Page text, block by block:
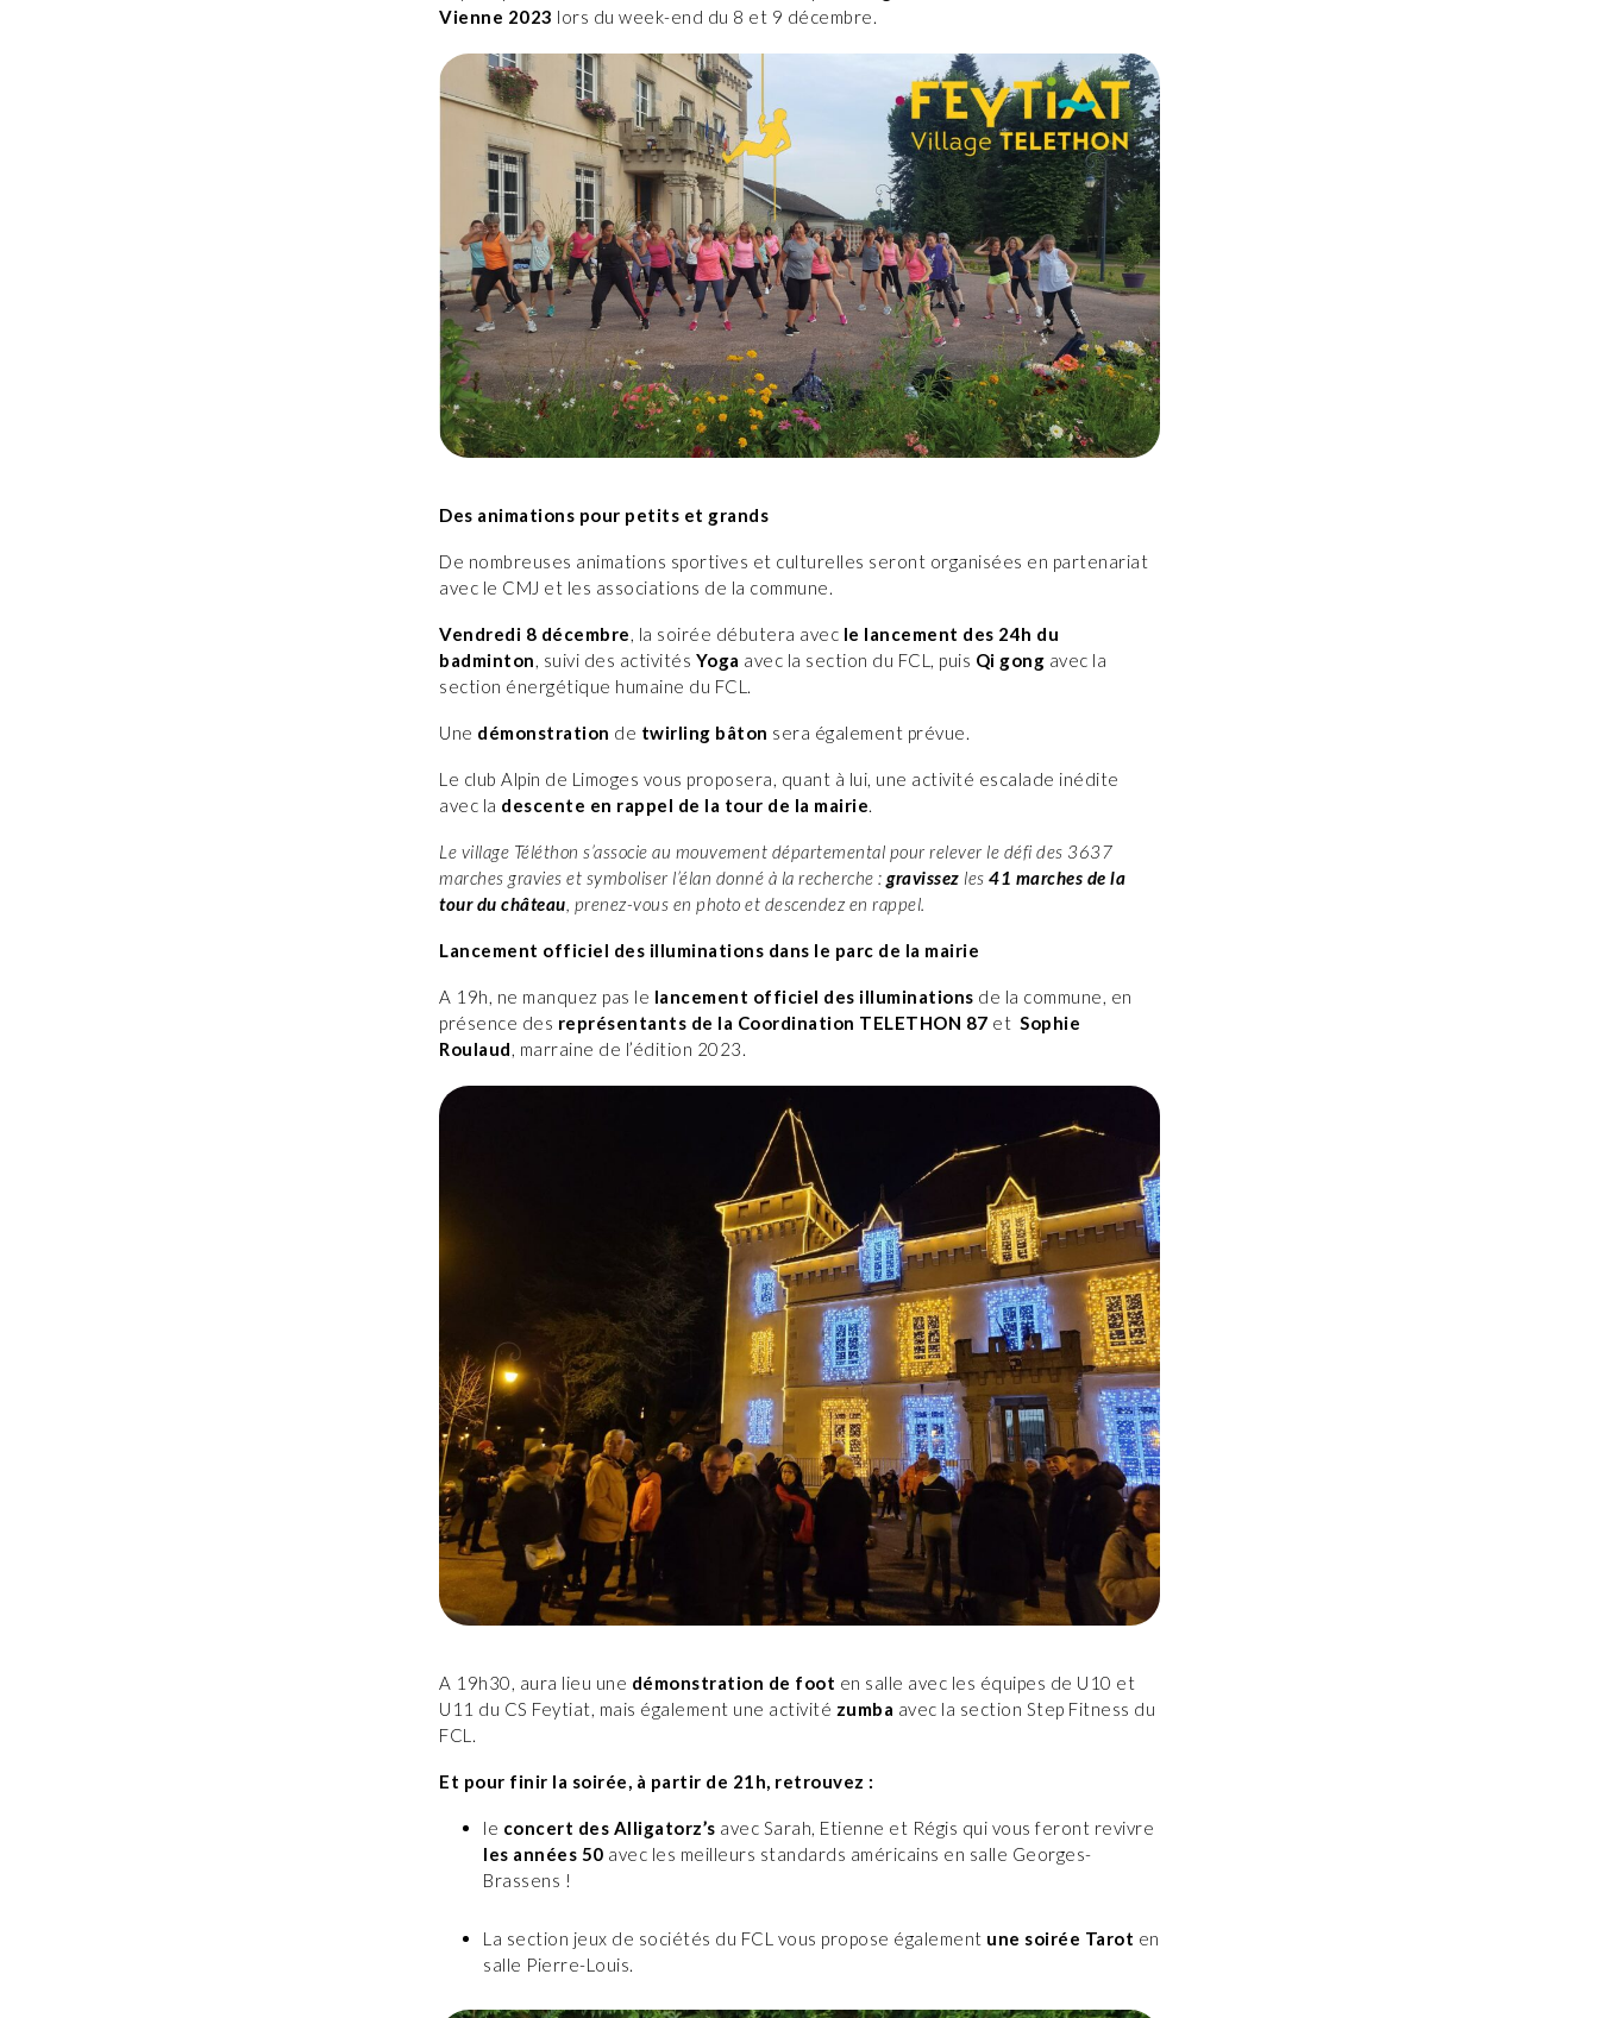
Vienne 2023 lors du week-end du 8 et 9 décembre.
Des animations pour petits et grands
De nombreuses animations sportives et culturelles seront organisées en partenariat
avec le CMJ et les associations de la commune.
Vendredi 8 décembre , la soirée débutera avec le lancement des 24h du
badminton , suivi des activités Yoga avec la section du FCL, puis Qi gong avec la
section énergétique humaine du FCL.
Une démonstration de twirling bâton sera également prévue.
Le club Alpin de Limoges vous proposera, quant à lui, une activité escalade inédite
avec la descente en rappel de la tour de la mairie
Le village Téléthon s’associe au mouvement départemental pour relever le défi des 3637
marches gravies et symboliser l’élan donné à la recherche : gravissez les 41 marches de la
tour du château , prenez-vous en photo et descendez en rappel.
Lancement officiel des illuminations dans le parc de la mairie
A 19h, ne manquez pas le lancement officiel des illuminations de la commune, en
présence des représentants de la Coordination TELETHON 87 et Sophie
Roulaud , marraine de l’édition 2023.
A 19h30, aura lieu une démonstration de foot en salle avec les équipes de U10 et
U11 du CS Feytiat, mais également une activité zumba avec la section Step Fitness du
FCL.
Et pour finir la soirée, à partir de 21h, retrouvez :
le concert des Alligatorz’s avec Sarah, Etienne et Régis qui vous feront revivre
les années 50 avec les meilleurs standards américains en salle Georges-
Brassens !
La section jeux de sociétés du FCL vous propose également une soirée Tarot en
salle Pierre-Louis.